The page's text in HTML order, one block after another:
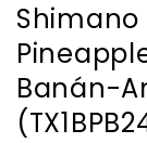
Shimano
Banán-